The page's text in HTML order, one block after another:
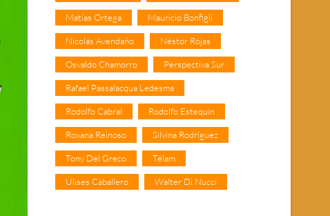
Matías Ortega Mauricio Bonfigli
Nicolás Avendaño Néstor Rojas
Osvaldo Chamorro Perspectiva Sur
Rafael Passalacqua Ledesma
Rodolfo Cabral Rodolfo Estequin
Roxana Reinoso Silvina Rodríguez
Tony Del Greco Télam
Ulises Caballero Walter Di Nucci